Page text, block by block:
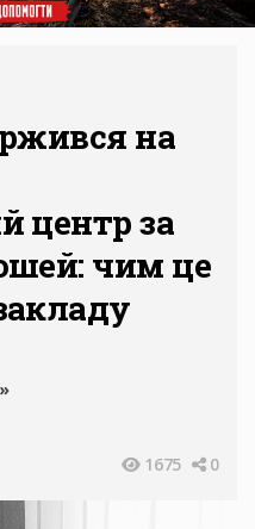
на
центр за
чим це
1675 0